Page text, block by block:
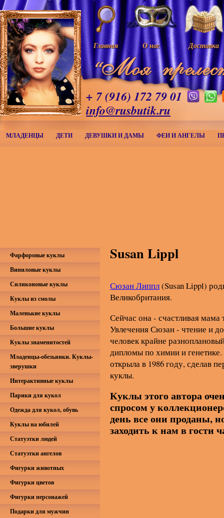
Главная О нас Доставка
+ 7 (916) 172 79 01
info@rusbutik.ru
МЛАДЕНЦЫ ДЕТИ ДЕВУШКИ И ДАМЫ ФЕИ И АНГЕЛЫ
Susan Lippl
Сюзан Липпл(Susan Lippl)
Великобритания.
Сейчас она - счастливая
Увлечения Сюзан - чтение и
человек крайне
дипломы по химии и
открыла в 1986 году, сделав
куклы.
Куклы этого автора
спросом у
день все они проданы,
заходить к нам в гости
Фарфоровые куклы
Виниловые куклы
Силиконовые куклы
Куклы из смолы
Маленькие куклы
Большие куклы
Куклы знаменитостей
Младенцы-обезьянки. Куклы-
зверушки
Интерактивные куклы
Парики для кукол
Одежда для кукол, обувь
Куклы на юбилей
Статуэтки людей
Статуэтки ангелов
Фигурки животных
Фигурки цветов
Фигурки персонажей
Подарки для мужчин